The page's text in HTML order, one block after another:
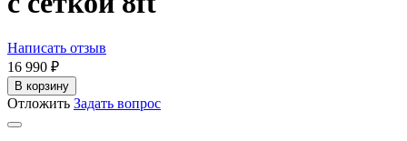
Написать отзыв
16 990 ₽
В корзину
Отложить Задать вопрос